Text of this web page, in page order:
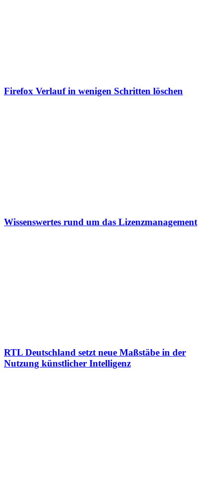
Firefox Verlauf in wenigen Schritten löschen
Wissenswertes rund um das Lizenzmanagement
RTL Deutschland setzt neue Maßstäbe in der
Nutzung künstlicher Intelligenz